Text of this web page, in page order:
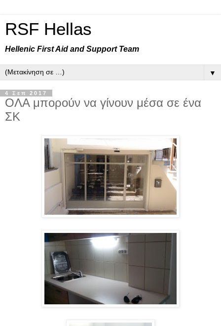
RSF Hellas
Hellenic First Aid and Support Team
▼
4 Σεπ 2017
ΟΛΑ μπορούν να γίνουν μέσα σε ένα
ΣΚ